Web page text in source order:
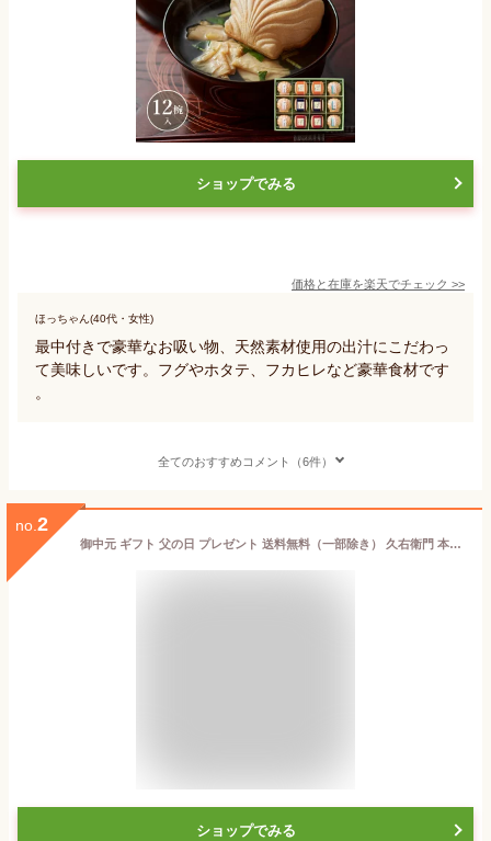
ショップでみる
価格と在庫を楽天でチェック >>
ほっちゃん(40代・女性)
最中付きで豪華なお吸い物、天然素材使用の出汁にこだわっ
て美味しいです。フグやホタテ、フカヒレなど豪華食材です
。
全てのおすすめコメント（6件）
no. 2
御中元 ギフト 父の日 プレゼント 送料無料（一部除き） 久右衛門 本格和風だし お吸物詰合せ ZGM30
ショップでみる